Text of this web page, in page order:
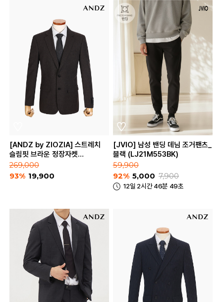
[ANDZ by ZIOZIA] 스트레치
슬림핏 브라운 정장자켓
(BZA4SB1103)
269,000
93% 19,900
[JVIO] 남성 밴딩 데님 조거팬츠_
블랙 (LJ21M553BK)
59,900
92% 5,000 7,900
12일 2시간 46분 49초